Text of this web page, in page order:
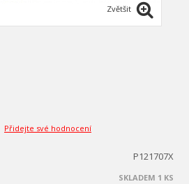
Zvětšit
Přidejte své hodnocení
P121707X
SKLADEM 1 KS